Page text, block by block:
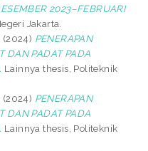
2023–FEBRUARI
Jakarta.
(2024) PENERAPAN
DAN PADAT PADA
Lainnya thesis, Politeknik
(2024) PENERAPAN
DAN PADAT PADA
Lainnya thesis, Politeknik